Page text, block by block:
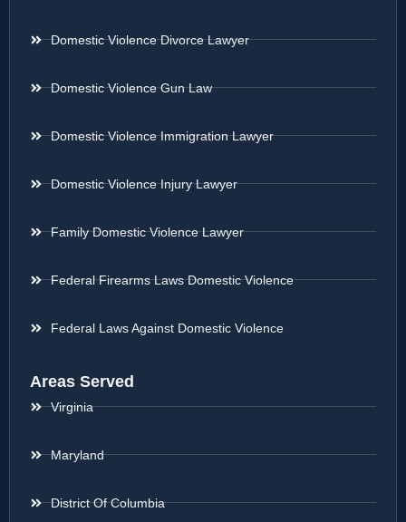
Domestic Violence Divorce Lawyer
Domestic Violence Gun Law
Domestic Violence Immigration Lawyer
Domestic Violence Injury Lawyer
Family Domestic Violence Lawyer
Federal Firearms Laws Domestic Violence
Federal Laws Against Domestic Violence
Areas Served
Virginia
Maryland
District Of Columbia